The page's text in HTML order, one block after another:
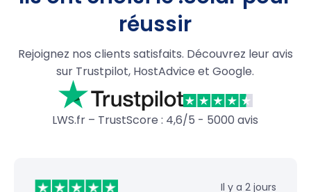
réussir
Rejoignez nos clients satisfaits. Découvrez leur avis
sur Trustpilot, HostAdvice et Google.
LWS.fr – TrustScore : 4,6/5 - 5000 avis
Il y a 2 jours